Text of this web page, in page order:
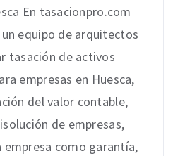
En tasacionpro.com
equipo de arquitectos
tasación de activos
empresas en Huesca,
del valor contable,
de empresas,
empresa como garantía,